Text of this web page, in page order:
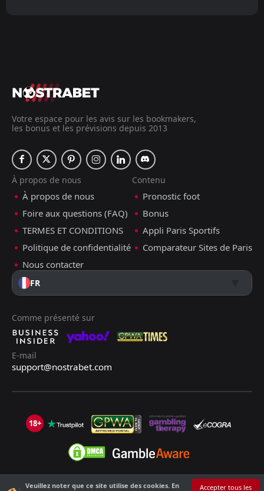
Veuillez noter que ce site utilise des cookies. En
Accepter tous les
Votre espace pour les avis sur les bookmakers,
les bonus et les prévisions depuis 2013
À propos de nous
À propos de nous
Foire aux questions (FAQ)
TERMES ET CONDITIONS
Politique de confidentialité
Nous contacter
Contenu
Pronostic foot
Bonus
Appli Paris Sportifs
Comparateur Sites de Paris
FR
Comme présenté sur
E-mail
support@nostrabet.com
18+
©2013 - 2026 Nostrabet.com - Tous les droits sont réservés. Ce site n'est